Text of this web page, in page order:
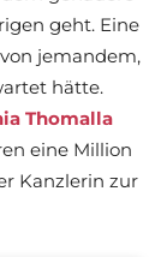
geht. Eine
jemandem,
hätte.
Thomalla
eine Million
Kanzlerin zur